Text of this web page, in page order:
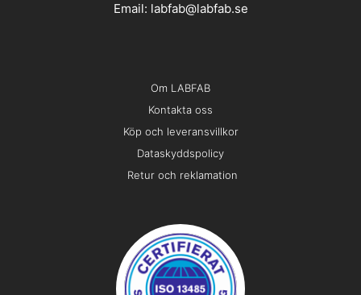
Email: labfab@labfab.se
Om LABFAB
Kontakta oss
Köp och leveransvillkor
Dataskyddspolicy
Retur och reklamation